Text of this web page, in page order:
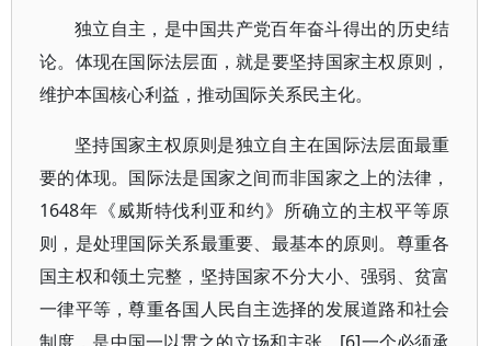
独立自主，是中国共产党百年奋斗得出的历史结
论。体现在国际法层面，就是要坚持国家主权原则，
维护本国核心利益，推动国际关系民主化。
坚持国家主权原则是独立自主在国际法层面最重
要的体现。国际法是国家之间而非国家之上的法律，
1648年《威斯特伐利亚和约》所确立的主权平等原
则，是处理国际关系最重要、最基本的原则。尊重各
国主权和领土完整，坚持国家不分大小、强弱、贫富
一律平等，尊重各国人民自主选择的发展道路和社会